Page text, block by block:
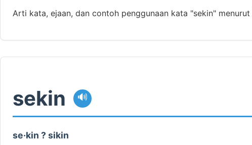
Arti kata, ejaan, dan contoh penggunaan kata "sekin" menurut
sekin 🔊
se·kin ? sikin